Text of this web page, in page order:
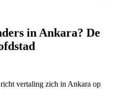
in Ankara? De
vertaling zich in Ankara op